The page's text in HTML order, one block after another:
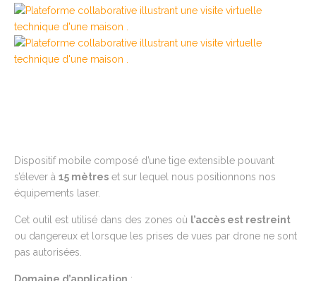
Dispositif mobile composé d’une tige extensible pouvant
s’élever à 15 mètres et sur lequel nous positionnons nos
équipements laser.
Cet outil est utilisé dans des zones où l’accès est restreint
ou dangereux et lorsque les prises de vues par drone ne sont
pas autorisées.